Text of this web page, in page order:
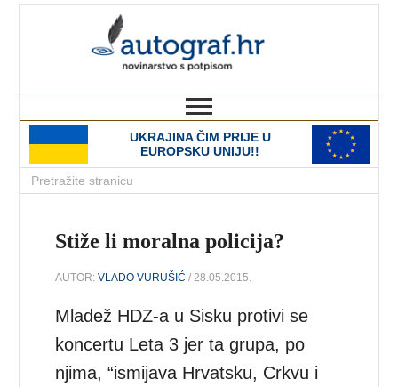
UKRAJINA ČIM PRIJE U
EUROPSKU UNIJU!!
Stiže li moralna policija?
AUTOR:VLADO VURUŠIĆ / 28.05.2015.
Mladež HDZ-a u Sisku protivi se
koncertu Leta 3 jer ta grupa, po
njima, “ismijava Hrvatsku, Crkvu i